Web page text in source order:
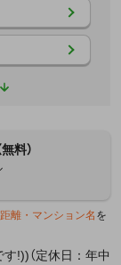
無料）
離・マンション名 を
!))（定休日：年中